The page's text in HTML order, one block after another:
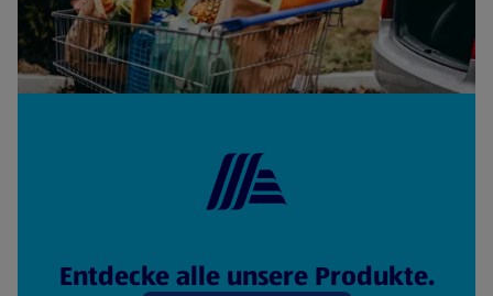
Entdecke alle unsere Produkte.